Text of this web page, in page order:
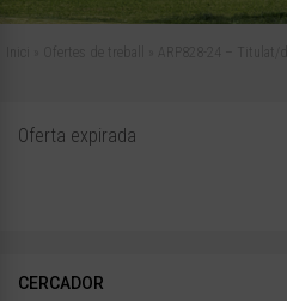
Oferta expirada
CERCADOR